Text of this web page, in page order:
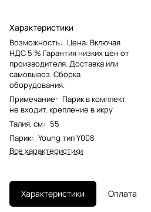
Характеристики
Возможность: Цена: Включая
НДС 5 % Гарантия низких цен от
производителя. Доставка или
самовывоз. Сборка
оборудования.
Примечание: Парик в комплект
не входит. крепление в икру
Талия, см: 55
Парик: Young тип Y008
Все характеристики
Характеристики Оплата